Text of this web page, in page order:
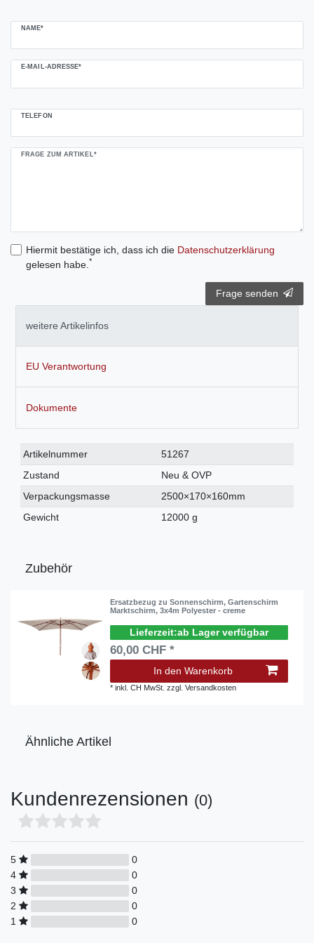
NAME*
E-MAIL-ADRESSE*
TELEFON
FRAGE ZUM ARTIKEL*
Hiermit bestätige ich, dass ich die Daten­schutz­erklärung
gelesen habe. *
Frage senden
weitere Artikelinfos
EU Verantwortung
Dokumente
Technisches
Merkmal
Wert
Artikelnummer
51267
Zustand
Neu & OVP
Verpackungsmasse
2500×170×160mm
Gewicht
12000 g
Zubehör
Ersatzbezug zu Sonnenschirm, Gartenschirm
Marktschirm, 3x4m Polyester - creme
ab Lager verfügbar
60,00 CHF *
In den Warenkorb
*inkl. CH MwSt. zzgl.Versandkosten
Ähnliche Artikel
Kundenrezensionen (0)
5
0
4
0
3
0
2
0
1
0